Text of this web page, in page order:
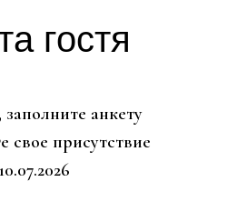
анкету
свое присутствие
гостя